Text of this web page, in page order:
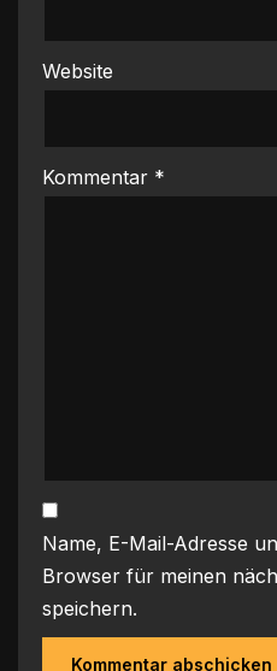
Website
Kommentar *
Name, E-Mail-Adresse
Browser für meinen
speichern.